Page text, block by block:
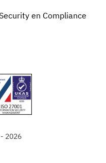
en Compliance
2026